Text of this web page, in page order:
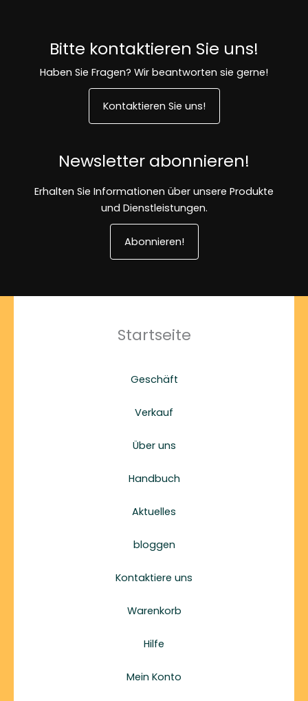
Bitte kontaktieren Sie uns!
Haben Sie Fragen? Wir beantworten sie gerne!
Kontaktieren Sie uns!
Newsletter abonnieren!
Erhalten Sie Informationen über unsere Produkte
und Dienstleistungen.
Abonnieren!
Startseite
Geschäft
Verkauf
Über uns
Handbuch
Aktuelles
bloggen
Kontaktiere uns
Warenkorb
Hilfe
Mein Konto